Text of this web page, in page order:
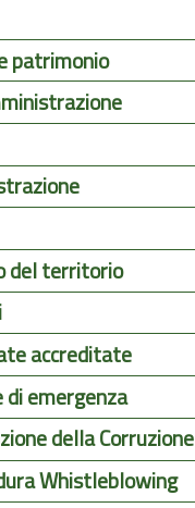
patrimonio
del territorio
accreditate
emergenza
della Corruzione
Whistleblowing